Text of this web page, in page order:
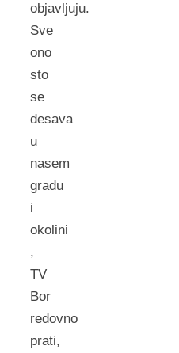
objavljuju.
Sve
ono
sto
se
desava
u
nasem
gradu
i
okolini
,
TV
Bor
redovno
prati,